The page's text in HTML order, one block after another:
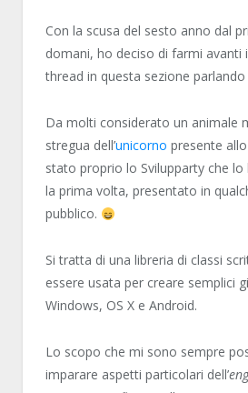
Con la scusa del sesto anno dal
domani, ho deciso di farmi avanti
thread in questa sezione parlando
Da molti considerato un animale
stregua dell’unicorno presente
stato proprio lo Svilupparty che
la prima volta, presentato in
pubblico.
Si tratta di una libreria di classi
essere usata per creare semplici
Windows, OS X e Android.
Lo scopo che mi sono sempre
imparare aspetti particolari dell’